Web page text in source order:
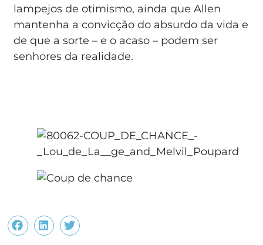
lampejos de otimismo, ainda que Allen
mantenha a convicção do absurdo da vida e
de que a sorte – e o acaso – podem ser
senhores da realidade.